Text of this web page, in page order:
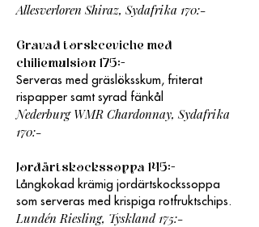
Allesverloren Shiraz, Sydafrika 170:-
Gravad torskceviche med
chiliemulsion 175:-
Serveras med gräslöksskum, friterat
rispapper samt syrad fänkål
Nederburg WMR Chardonnay, Sydafrika
170:-
Jordärtskockssoppa 145:-
Långkokad krämig jordärtskockssoppa
som serveras med krispiga rotfruktschips.
Lundén Riesling, Tyskland 175:-